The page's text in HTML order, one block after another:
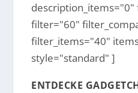
filter="60"
filter_items="40"
style="standard" ]
ENTDECKE